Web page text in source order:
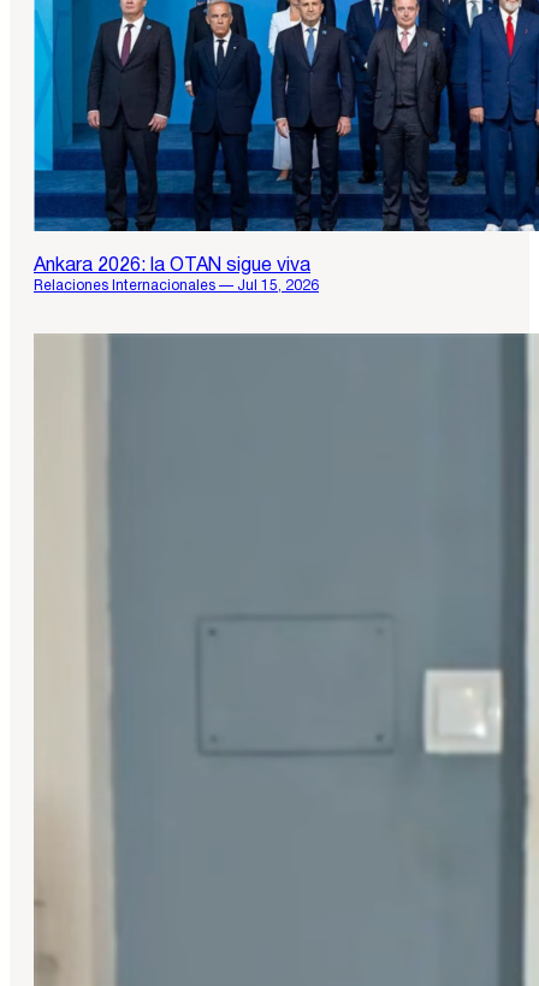
Ankara 2026: la OTAN sigue viva
Relaciones Internacionales — Jul 15, 2026